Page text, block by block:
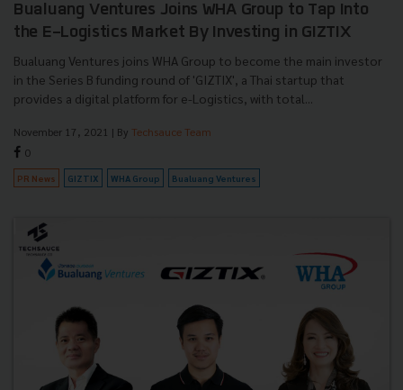
Bualuang Ventures Joins WHA Group to Tap Into
the E-Logistics Market By Investing in GIZTIX
Bualuang Ventures joins WHA Group to become the main investor
in the Series B funding round of 'GIZTIX', a Thai startup that
provides a digital platform for e-Logistics, with total...
November 17, 2021 | By Techsauce Team
0
PR News GIZTIX WHA Group Bualuang Ventures